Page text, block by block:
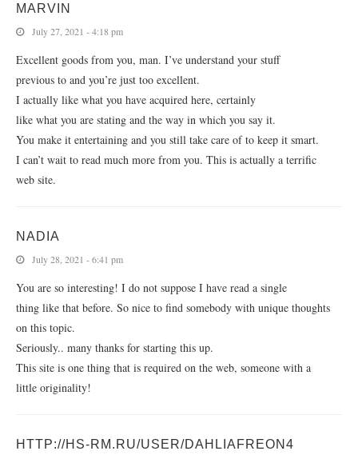
MARVIN
July 27, 2021 - 4:18 pm
Excellent goods from you, man. I’ve understand your stuff
previous to and you’re just too excellent.
I actually like what you have acquired here, certainly
like what you are stating and the way in which you say it.
You make it entertaining and you still take care of to keep it smart.
I can’t wait to read much more from you. This is actually a terrific
web site.
NADIA
July 28, 2021 - 6:41 pm
You are so interesting! I do not suppose I have read a single
thing like that before. So nice to find somebody with unique thoughts
on this topic.
Seriously.. many thanks for starting this up.
This site is one thing that is required on the web, someone with a
little originality!
HTTP://HS-RM.RU/USER/DAHLIAFREON4